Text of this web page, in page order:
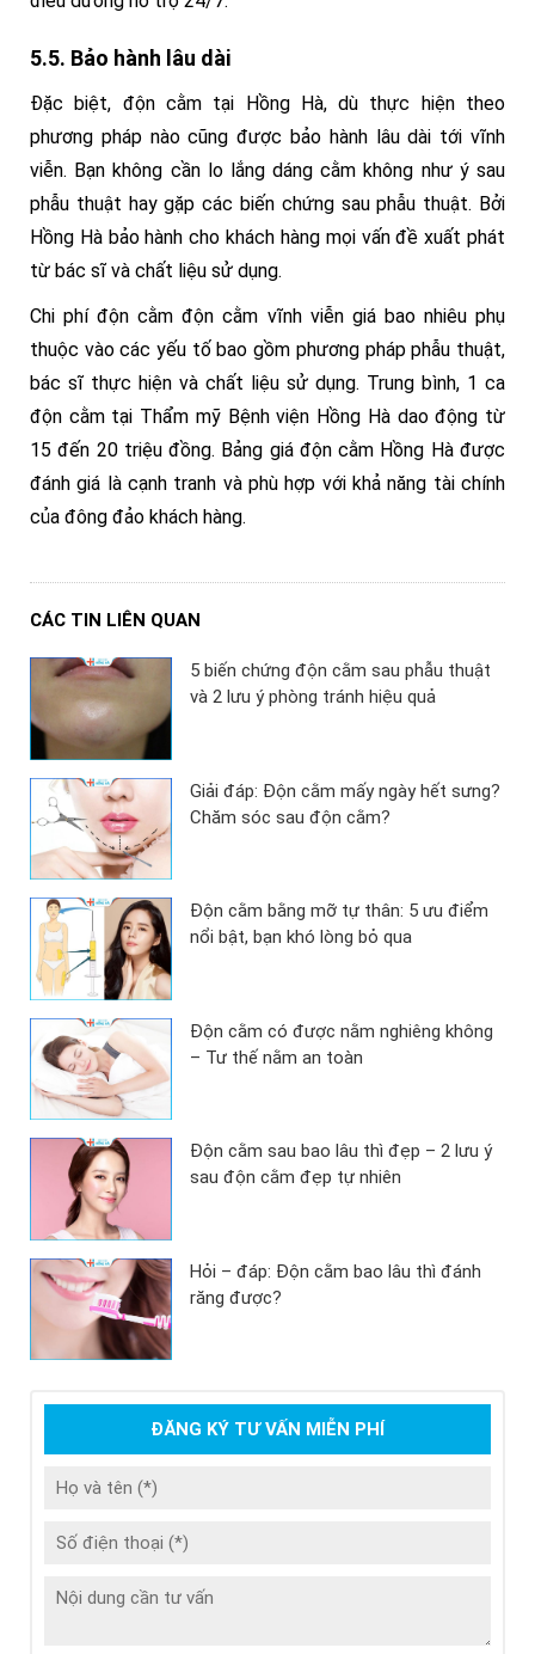
5.5. Bảo hành lâu dài
Đặc biệt, độn cằm tại Hồng Hà, dù thực hiện theo
phương pháp nào cũng được bảo hành lâu dài tới vĩnh
viễn. Bạn không cần lo lắng dáng cằm không như ý sau
phẫu thuật hay gặp các biến chứng sau phẫu thuật. Bởi
Hồng Hà bảo hành cho khách hàng mọi vấn đề xuất phát
từ bác sĩ và chất liệu sử dụng.
Chi phí độn cằmđộn cằm vĩnh viễn giá bao nhiêu phụ
thuộc vào các yếu tố bao gồm phương pháp phẫu thuật,
bác sĩ thực hiện và chất liệu sử dụng. Trung bình, 1 ca
độn cằm tại Thẩm mỹ Bệnh viện Hồng Hà dao động từ
15 đến 20 triệu đồng. Bảng giá độn cằm Hồng Hà được
đánh giá là cạnh tranh và phù hợp với khả năng tài chính
của đông đảo khách hàng.
CÁC TIN LIÊN QUAN
5 biến chứng độn cằm sau phẫu thuật
và 2 lưu ý phòng tránh hiệu quả
Giải đáp: Độn cằm mấy ngày hết sưng?
Chăm sóc sau độn cằm?
Độn cằm bằng mỡ tự thân: 5 ưu điểm
nổi bật, bạn khó lòng bỏ qua
Độn cằm có được nằm nghiêng không
– Tư thế nằm an toàn
Độn cằm sau bao lâu thì đẹp – 2 lưu ý
sau độn cằm đẹp tự nhiên
Hỏi – đáp: Độn cằm bao lâu thì đánh
răng được?
ĐĂNG KÝ TƯ VẤN MIỄN PHÍ